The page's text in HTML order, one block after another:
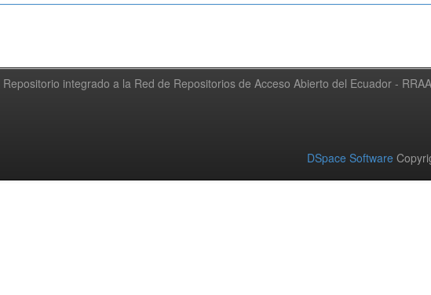
Repositorio integrado a la Red de Repositorios de Acceso Abierto del Ecuador -
DSpace Software